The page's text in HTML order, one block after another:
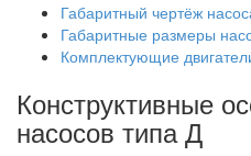
Габаритный чертёж
Габаритные размеры
Комплектующие
Конструктивные
насосов типа Д